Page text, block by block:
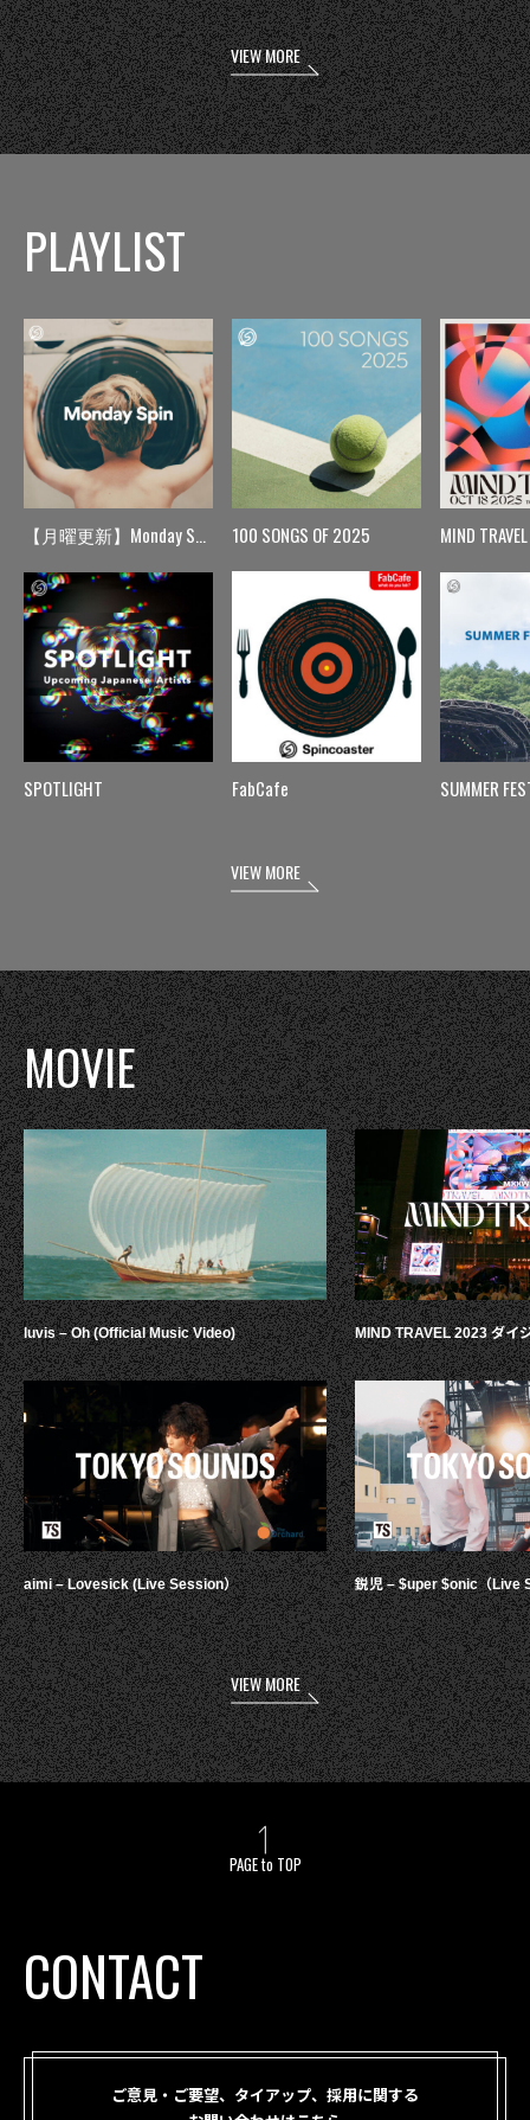
VIEW MORE
PLAYLIST
【月曜更新】Monday Spin
SPOTLIGHT
100 SONGS OF 2025
FabCafe
MIND TRAVEL
SUMMER
VIEW MORE
MOVIE
luvis – Oh (Official Music Video)
aimi – Lovesick (Live Session）
MIND TRAVEL 2023 ダイ
鋭児 – $uper $onic（Live
VIEW MORE
PAGE to TOP
CONTACT
ご意見・ご要望、タイアップ、採用に関する